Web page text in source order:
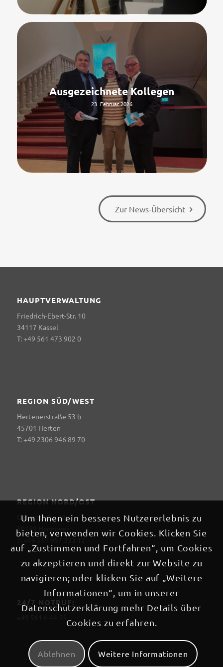
Ausgezeichnete Kollegen
23. Februar 2026
Zur News-Übersicht
HAUPTVERWALTUNG
Friedrich-Ebert-Str. 10
34117 Kassel
T: +49 561 473 902 0
REGION SÜD/WEST
Hertenerstraße 53 b
45701 Herten
T: +49 2306 946 89 70
REGION NORD/OST
Georgstraße 18
30159 Hannover
T: +49 511 957 333 12
24/7 NOTRUF:
Um Ihnen ein besseres Nutzererlebnis zu
bieten, verwenden wir Cookies. Klicken Sie
auf „Zustimmen und Fortfahren“, um Cookies
zu akzeptieren und direkt zur Website zu
navigieren; oder klicken Sie auf „Weitere
Informationen“, um in unserer
Datenschutzerklärung mehr Details über
Cookies zu erfahren.
Ablehnen Weitere Informationen